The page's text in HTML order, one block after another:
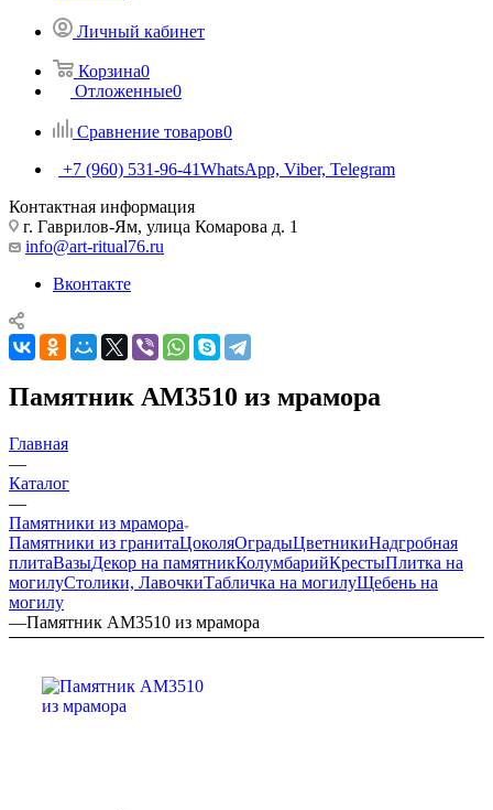
Личный кабинет
Корзина0
Отложенные0
Сравнение товаров0
+7 (960) 531-96-41WhatsApp, Viber, Telegram
Контактная информация
г. Гаврилов-Ям, улица Комарова д. 1
info@art-ritual76.ru
Вконтакте
Памятник AM3510 из мрамора
Главная
—
Каталог
—
Памятники из мрамора
Памятники из гранитаЦоколяОградыЦветникиНадгробная
плитаВазыДекор на памятникКолумбарийКрестыПлитка на
могилуСтолики, ЛавочкиТабличка на могилуЩебень на
могилу
—Памятник AM3510 из мрамора